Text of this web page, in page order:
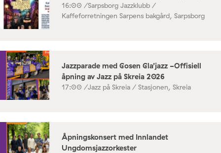
16:00 /Sarpsborg Jazzklubb /
Kaffeforretningen Sarpens bakgård, Sarpsborg
Jazzparade med Gosen Gla’jazz -Offisiell
åpning av Jazz på Skreia 2026
17:00 /Jazz på Skreia / Stasjonen, Skreia
Åpningskonsert med Innlandet
Ungdomsjazzorkester